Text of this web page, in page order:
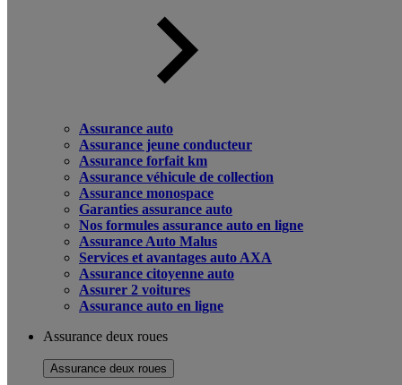
Assurance auto
Assurance jeune conducteur
Assurance forfait km
Assurance véhicule de collection
Assurance monospace
Garanties assurance auto
Nos formules assurance auto en ligne
Assurance Auto Malus
Services et avantages auto AXA
Assurance citoyenne auto
Assurer 2 voitures
Assurance auto en ligne
Assurance deux roues
Assurance deux roues